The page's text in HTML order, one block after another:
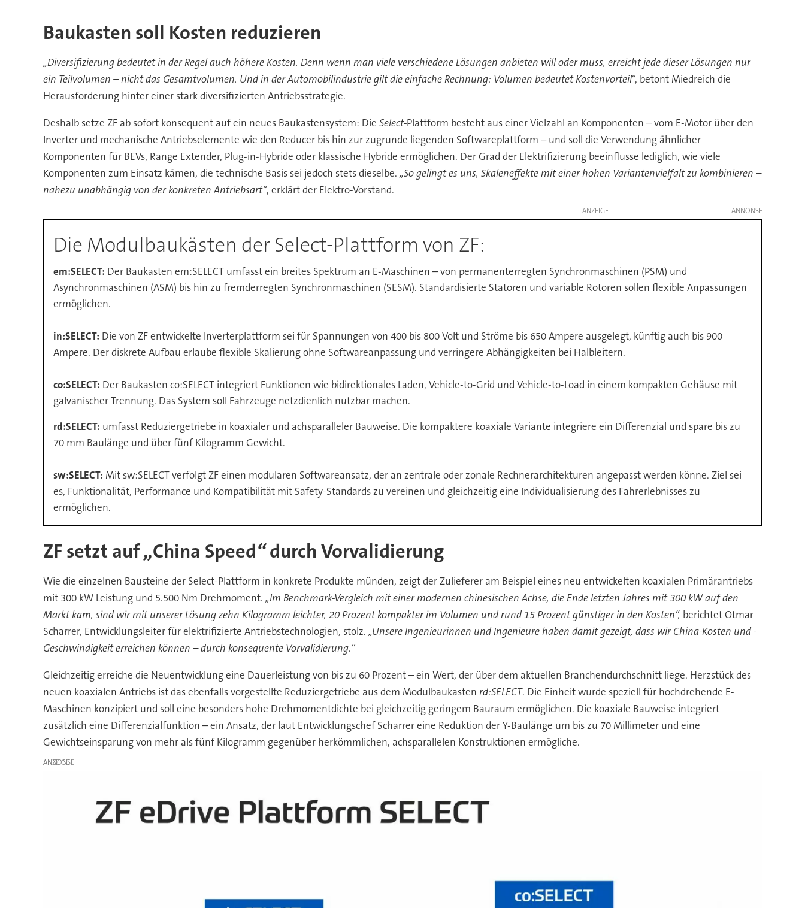
Baukasten soll Kosten reduzieren
„Diversifizierung bedeutet in der Regel auch höhere Kosten. Denn wenn man viele verschiedene Lösungen anbieten will oder muss, erreicht jede dieser Lösungen nur
ein Teilvolumen – nicht das Gesamtvolumen. Und in der Automobilindustrie gilt die einfache Rechnung: Volumen bedeutet Kostenvorteil“, betont Miedreich die
Herausforderung hinter einer stark diversifizierten Antriebsstrategie.
Deshalb setze ZF ab sofort konsequent auf ein neues Baukastensystem: Die Select-Plattform besteht aus einer Vielzahl an Komponenten – vom E-Motor über den
Inverter und mechanische Antriebselemente wie den Reducer bis hin zur zugrunde liegenden Softwareplattform – und soll die Verwendung ähnlicher
Komponenten für BEVs, Range Extender, Plug-in-Hybride oder klassische Hybride ermöglichen. Der Grad der Elektrifizierung beeinflusse lediglich, wie viele
Komponenten zum Einsatz kämen, die technische Basis sei jedoch stets dieselbe. „So gelingt es uns, Skaleneffekte mit einer hohen Variantenvielfalt zu kombinieren –
nahezu unabhängig von der konkreten Antriebsart“, erklärt der Elektro-Vorstand.
ANZEIGE
Die Modulbaukästen der Select-Plattform von ZF:
em:SELECT: Der Baukasten em:SELECT umfasst ein breites Spektrum an E-Maschinen – von permanenterregten Synchronmaschinen (PSM) und
Asynchronmaschinen (ASM) bis hin zu fremderregten Synchronmaschinen (SESM). Standardisierte Statoren und variable Rotoren sollen flexible Anpassungen
ermöglichen.
in:SELECT: Die von ZF entwickelte Inverterplattform sei für Spannungen von 400 bis 800 Volt und Ströme bis 650 Ampere ausgelegt, künftig auch bis 900
Ampere. Der diskrete Aufbau erlaube flexible Skalierung ohne Softwareanpassung und verringere Abhängigkeiten bei Halbleitern.
co:SELECT: Der Baukasten co:SELECT integriert Funktionen wie bidirektionales Laden, Vehicle-to-Grid und Vehicle-to-Load in einem kompakten Gehäuse mit
galvanischer Trennung. Das System soll Fahrzeuge netzdienlich nutzbar machen.
rd:SELECT: umfasst Reduziergetriebe in koaxialer und achsparalleler Bauweise. Die kompaktere koaxiale Variante integriere ein Differenzial und spare bis zu
70 mm Baulänge und über fünf Kilogramm Gewicht.
sw:SELECT: Mit sw:SELECT verfolgt ZF einen modularen Softwareansatz, der an zentrale oder zonale Rechnerarchitekturen angepasst werden könne. Ziel sei
es, Funktionalität, Performance und Kompatibilität mit Safety-Standards zu vereinen und gleichzeitig eine Individualisierung des Fahrerlebnisses zu
ermöglichen.
ZF setzt auf„China Speed“durch Vorvalidierung
Wie die einzelnen Bausteine der Select-Plattform in konkrete Produkte münden, zeigt der Zulieferer am Beispiel eines neu entwickelten koaxialen Primärantriebs
mit 300 kW Leistung und 5.500 Nm Drehmoment. „Im Benchmark-Vergleich mit einer modernen chinesischen Achse, die Ende letzten Jahres mit 300kW auf den
Markt kam, sind wir mit unserer Lösung zehn Kilogramm leichter, 20Prozent kompakter im Volumen und rund 15Prozent günstiger in den Kosten“, berichtet Otmar
Scharrer, Entwicklungsleiter für elektrifizierte Antriebstechnologien, stolz. „Unsere Ingenieurinnen und Ingenieure haben damit gezeigt, dass wir China-Kosten und -
Geschwindigkeit erreichen können – durch konsequente Vorvalidierung.“
Gleichzeitig erreiche die Neuentwicklung eine Dauerleistung von bis zu 60 Prozent – ein Wert, der über dem aktuellen Branchendurchschnitt liege. Herzstück des
neuen koaxialen Antriebs ist das ebenfalls vorgestellte Reduziergetriebe aus dem Modulbaukasten rd:SELECT. Die Einheit wurde speziell für hochdrehende E-
Maschinen konzipiert und soll eine besonders hohe Drehmomentdichte bei gleichzeitig geringem Bauraum ermöglichen. Die koaxiale Bauweise integriert
zusätzlich eine Differenzialfunktion – ein Ansatz, der laut Entwicklungschef Scharrer eine Reduktion der Y-Baulänge um bis zu 70 Millimeter und eine
Gewichtseinsparung von mehr als fünf Kilogramm gegenüber herkömmlichen, achsparallelen Konstruktionen ermögliche.
ANZEIGE